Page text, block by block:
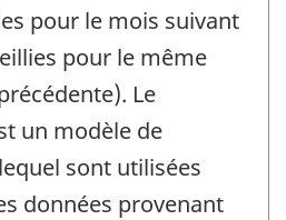
pour le mois suivant
pour le même
Le
un modèle de
sont utilisées
données provenant